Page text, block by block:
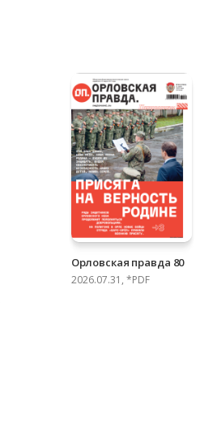
Орловская правда 80
2026.07.31, *PDF